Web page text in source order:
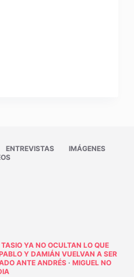
ENTREVISTAS
IMÁGENES
YA NO OCULTAN LO QUE
Y DAMIÁN VUELVAN A SER
ANTE ANDRÉS· MIGUEL NO